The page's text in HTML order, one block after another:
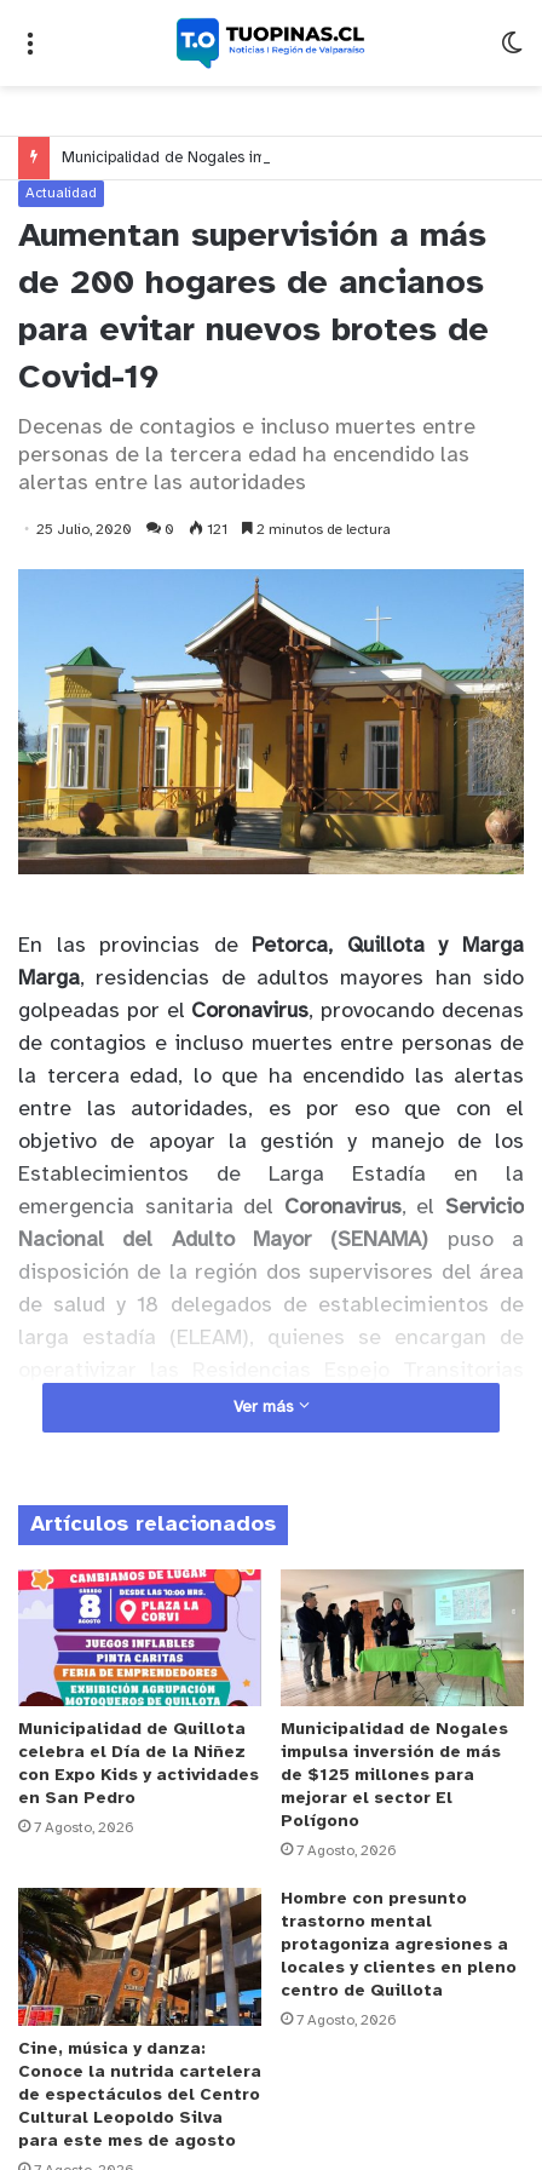
Actualidad
Aumentan supervisión a más
de 200 hogares de ancianos
para evitar nuevos brotes de
Covid-19
Decenas de contagios e incluso muertes entre
personas de la tercera edad ha encendido las
alertas entre las autoridades
25 Julio, 2020 0 121 2 minutos de lectura
En las provincias de Petorca, Quillota y Marga
Marga, residencias de adultos mayores han sido
golpeadas por el Coronavirus, provocando decenas
de contagios e incluso muertes entre personas de
la tercera edad, lo que ha encendido las alertas
entre las autoridades, es por eso que con el
objetivo de apoyar la gestión y manejo de los
Establecimientos de Larga Estadía en la
emergencia sanitaria del Coronavirus, el Servicio
Nacional del Adulto Mayor (SENAMA) puso a
disposición de la región dos supervisores del área
de salud y 18 delegados de establecimientos de
larga estadía (ELEAM), quienes se encargan de
(RET) y la aplicación de los protocolos para el
control de los brotes al interior de estos ELEAM,
En ese sentido, el coordinador de
Valparaíso, Alonso Cuadra, explicó que “en el
marco de la estrategia de prevención y mitigación
del impacto COVID-19 en personas mayores que ha
desarrollado nuestra institución, para colaboración
y apoyo de los ELEAM que pueden o están
presentando algún brote, es que estamos llevando
a cabo la contratación de supervisoras regionales,
cuyo rol es entregar asesorías técnicas a toda la
región, además de ser las responsables de la
puesta en marcha y el funcionamiento de las
residencias espejo transitorias (RET) en la zona”.
Anuncio Patrocinado
Ver más
Artículos relacionados
Municipalidad de Quillota
celebra el Día de la Niñez
con Expo Kids y actividades
en San Pedro
7 Agosto, 2026
Municipalidad de Nogales
impulsa inversión de más
de $125 millones para
mejorar el sector El
Polígono
7 Agosto, 2026
Cine, música y danza:
Conoce la nutrida cartelera
de espectáculos del Centro
Cultural Leopoldo Silva
para este mes de agosto
Hombre con presunto
trastorno mental
protagoniza agresiones a
locales y clientes en pleno
centro de Quillota
7 Agosto, 2026